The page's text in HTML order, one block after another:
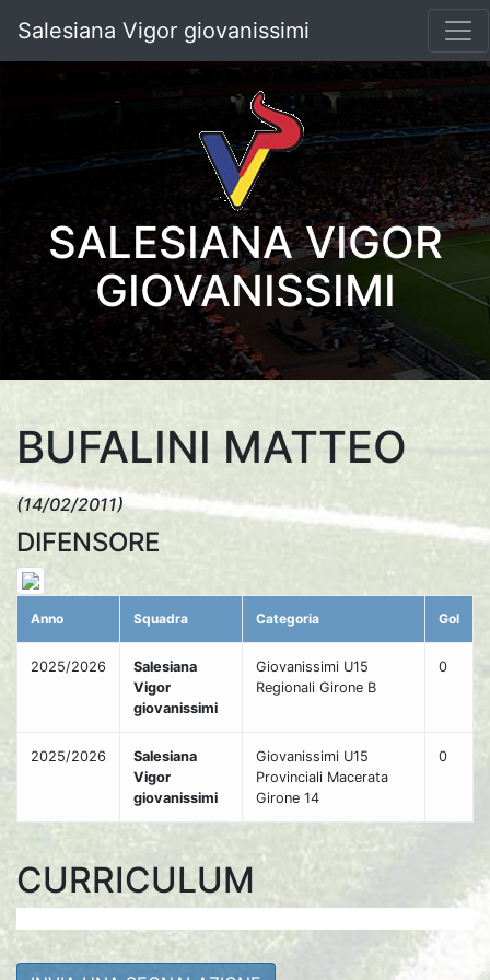
Salesiana Vigor giovanissimi
SALESIANA VIGOR
GIOVANISSIMI
BUFALINI MATTEO
(14/02/2011)
DIFENSORE
Anno Squadra Categoria Gol
2025/2026
Salesiana
Vigor
giovanissimi
Giovanissimi U15
Regionali Girone B
0
2025/2026
Salesiana
Vigor
giovanissimi
Giovanissimi U15
Provinciali Macerata
Girone 14
0
CURRICULUM